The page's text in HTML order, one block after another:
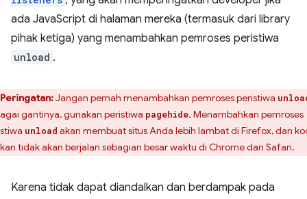
ada JavaScript di halaman mereka (termasuk dari library
pihak ketiga) yang menambahkan pemroses peristiwa
unload .
Peringatan:Jangan pernah menambahkan pemroses peristiwa
gantinya, gunakan peristiwa pagehide. Menambahkan pemroses
unload akan membuat situs Anda lebih lambat di Firefox, dan
tidak akan berjalan sebagian besar waktu di Chrome dan Safari.
Karena tidak dapat diandalkan dan berdampak pada